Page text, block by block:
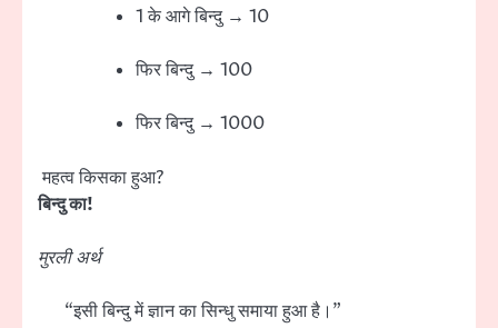
1 के आगे बिन्दु → 10
फिर बिन्दु → 100
फिर बिन्दु → 1000
महत्व किसका हुआ?
बिन्दु का!
मुरली अर्थ
“इसी बिन्दु में ज्ञान का सिन्धु समाया हुआ है।”